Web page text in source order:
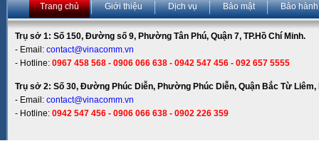
Trang chủ Giới thiệu Dịch vụ Bảo mật Bảo hành
Trụ sở 1: Số 150, Đường số 9, Phường Tân Phú, Quận 7, TP.Hồ Chí Minh.
- Email: contact@vinacomm.vn
- Hotline: 0967 458 568 - 0906 066 638 - 0942 547 456 - 092 657 5555
Trụ sở 2: Số 30, Đường Phúc Diễn, Phường Phúc Diễn, Quận Bắc Từ Liêm,
- Email: contact@vinacomm.vn
- Hotline: 0942 547 456 - 0906 066 638 - 0902 226 359